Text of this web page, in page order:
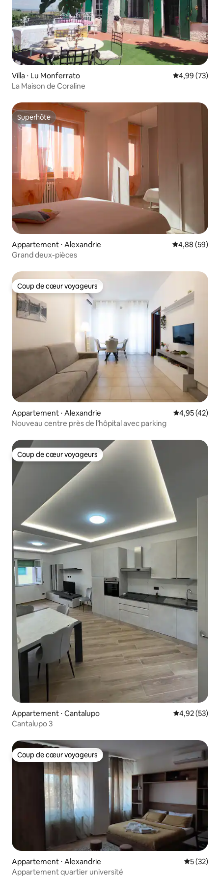
Villa ⋅ Lu Monferrato Évaluation
4,99 (73)
La Maison de Coraline
Superhôte
Superhôte
Appartement ⋅ Alexandrie Évaluation
4,88 (59)
Grand deux-pièces
Coup de cœur voyageurs
Coup de cœur voyageurs
Appartement ⋅ Alexandrie Évaluation
4,95 (42)
Nouveau centre près de l’hôpital avec parking
Coup de cœur voyageurs
Coup de cœur voyageurs
Appartement ⋅ Cantalupo Évaluation
4,92 (53)
Cantalupo 3
Coup de cœur voyageurs
Coup de cœur voyageurs
Appartement ⋅ Alexandrie
5 (32)
Appartement quartier université